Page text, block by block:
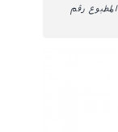
رقم